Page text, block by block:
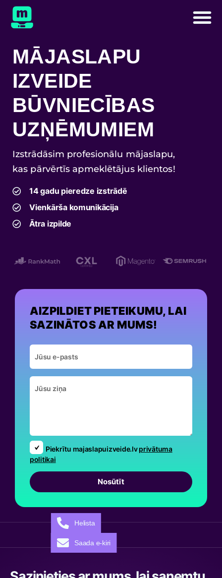
MĀJASLAPU
IZVEIDE
BŪVNIECĪBAS
UZŅĒMUMIEM
Izstrādāsim profesionālu mājaslapu,
kas pārvērtīs apmeklētājus klientos!
14 gadu pieredze izstrādē
Vienkārša komunikācija
Ātra izpilde
AIZPILDIET PIETEIKUMU, LAI
SAZINĀTOS AR MUMS!
Piekrītu majaslapuizveide.lvprivātuma
politikai
Nosūtīt
Helista
Saada e-kiri